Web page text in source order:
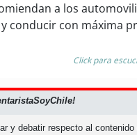
a los
conducir con máxima
Click para
y debatir respecto al contenido